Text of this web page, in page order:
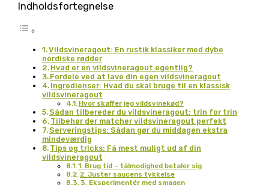
Indholdsfortegnelse
Vildsvineragout: En rustik klassiker med dybe
nordiske rødder
Hvad er en vildsvineragout egentlig?
Fordele ved at lave din egen vildsvineragout
Ingredienser: Hvad du skal bruge til en klassisk
vildsvineragout
Hvor skaffer jeg vildsvinekød?
Sådan tilbereder du vildsvineragout: trin for trin
Tilbehør der matcher vildsvineragout perfekt
Serveringstips: Sådan gør du middagen ekstra
mindeværdig
Tips og tricks: Få mest muligt ud af din
vildsvineragout
1. Brug tid – tålmodighed betaler sig
2. Juster saucens tykkelse
3. Eksperimentér med smagen